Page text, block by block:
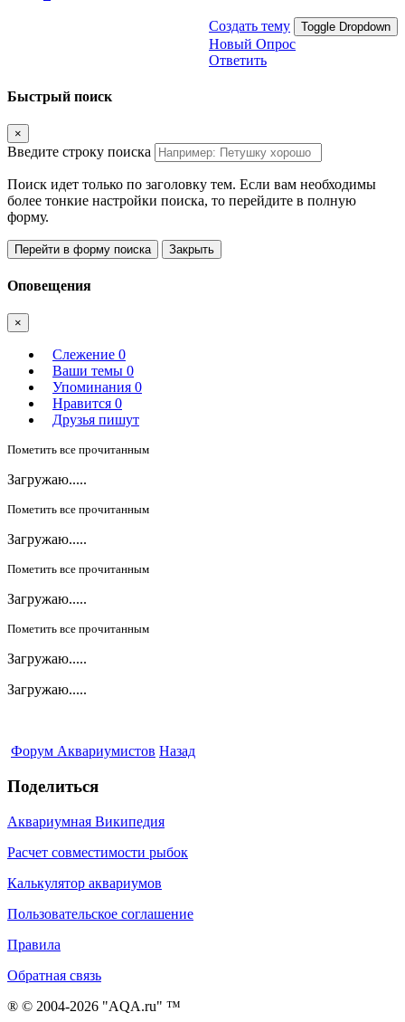
Создать тему Toggle Dropdown
Новый Опрос
Ответить
Быстрый поиск
×
Введите строку поиска
Поиск идет только по заголовку тем. Если вам необходимы
более тонкие настройки поиска, то перейдите в полную
форму.
Перейти в форму поиска Закрыть
Оповещения
×
Слежение 0
Ваши темы 0
Упоминания 0
Нравится 0
Друзья пишут
Пометить все прочитанным
Загружаю.....
Пометить все прочитанным
Загружаю.....
Пометить все прочитанным
Загружаю.....
Пометить все прочитанным
Загружаю.....
Загружаю.....
Форум Аквариумистов Назад
Поделиться
Аквариумная Википедия
Расчет совместимости рыбок
Калькулятор аквариумов
Пользовательское соглашение
Правила
Обратная связь
® © 2004-2026 "AQA.ru" ™